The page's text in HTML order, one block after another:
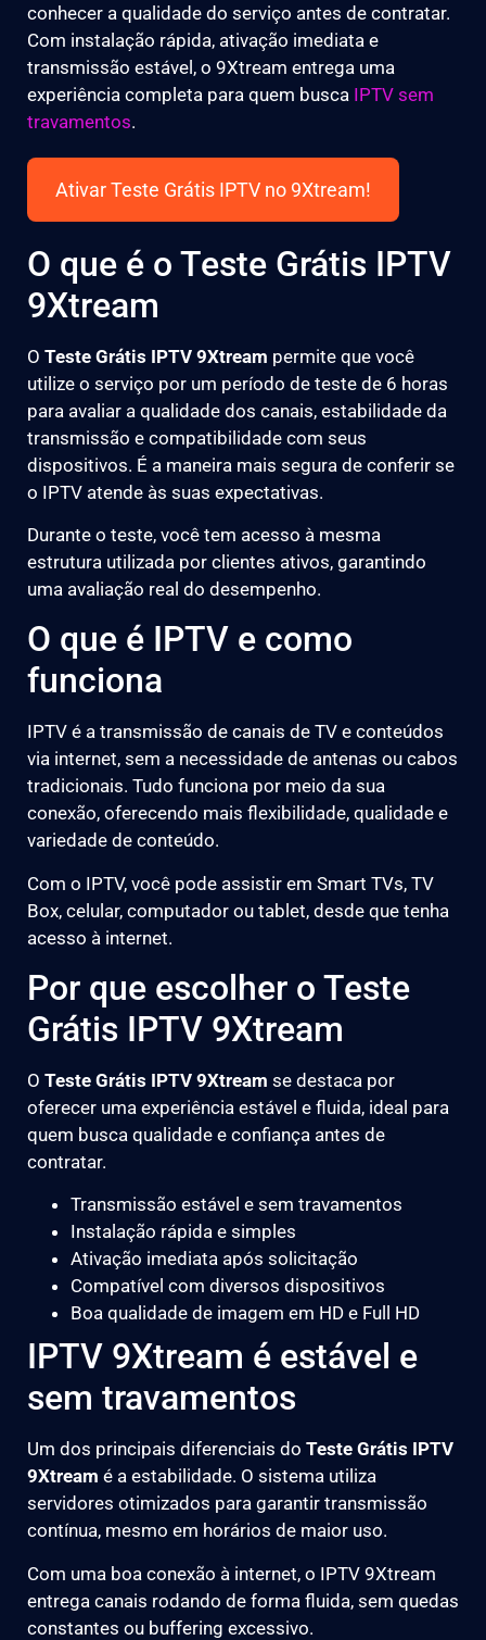
conhecer a qualidade do serviço antes de contratar.
Com instalação rápida, ativação imediata e
transmissão estável, o 9Xtream entrega uma
experiência completa para quem busca IPTV sem
travamentos.
Ativar Teste Grátis IPTV no 9Xtream!
O que é o Teste Grátis IPTV
9Xtream
O Teste Grátis IPTV 9Xtream permite que você
utilize o serviço por um período de teste de 6 horas
para avaliar a qualidade dos canais, estabilidade da
transmissão e compatibilidade com seus
dispositivos. É a maneira mais segura de conferir se
o IPTV atende às suas expectativas.
Durante o teste, você tem acesso à mesma
estrutura utilizada por clientes ativos, garantindo
uma avaliação real do desempenho.
O que é IPTV e como
funciona
IPTV é a transmissão de canais de TV e conteúdos
via internet, sem a necessidade de antenas ou cabos
tradicionais. Tudo funciona por meio da sua
conexão, oferecendo mais flexibilidade, qualidade e
variedade de conteúdo.
Com o IPTV, você pode assistir em Smart TVs, TV
Box, celular, computador ou tablet, desde que tenha
acesso à internet.
Por que escolher o Teste
Grátis IPTV 9Xtream
O Teste Grátis IPTV 9Xtream se destaca por
oferecer uma experiência estável e fluida, ideal para
quem busca qualidade e confiança antes de
contratar.
Transmissão estável e sem travamentos
Instalação rápida e simples
Ativação imediata após solicitação
Compatível com diversos dispositivos
Boa qualidade de imagem em HD e Full HD
IPTV 9Xtream é estável e
sem travamentos
Um dos principais diferenciais do Teste Grátis IPTV
9Xtream é a estabilidade. O sistema utiliza
servidores otimizados para garantir transmissão
contínua, mesmo em horários de maior uso.
Com uma boa conexão à internet, o IPTV 9Xtream
entrega canais rodando de forma fluida, sem quedas
constantes ou buffering excessivo.